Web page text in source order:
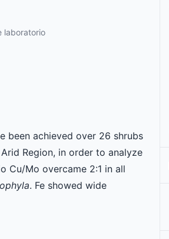
laboratorio
been achieved over 26 shrubs
Region, in order to analyze
Cu/Mo overcame 2:1 in all
. Fe showed wide